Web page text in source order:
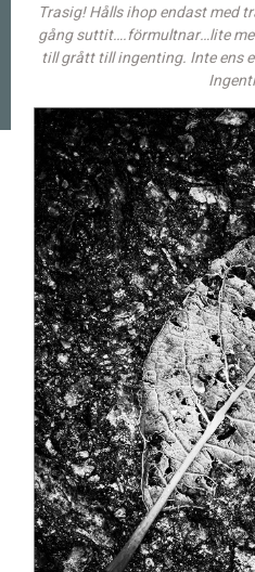
Trasig! Hålls ihop endast med
gång suttit….förmultnar…lite
till grått till ingenting. Inte ens